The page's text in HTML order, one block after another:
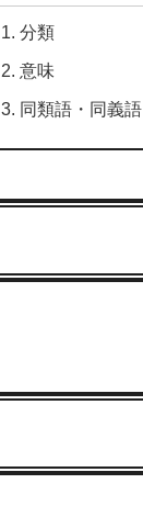
分類
意味
同類語・同義語